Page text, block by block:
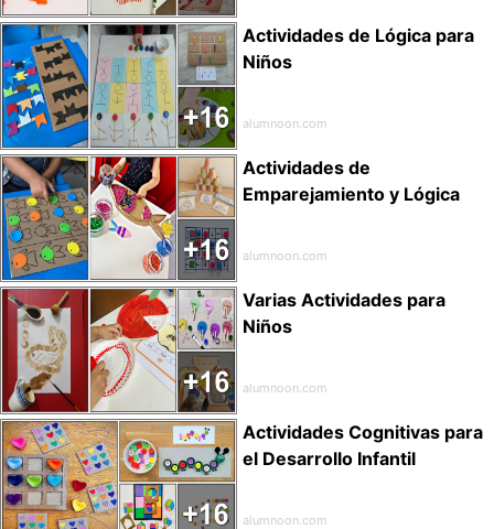
Actividades de Lógica para
Niños
alumnoon.com
Actividades de
Emparejamiento y Lógica
alumnoon.com
Varias Actividades para
Niños
alumnoon.com
Actividades Cognitivas para
el Desarrollo Infantil
alumnoon.com